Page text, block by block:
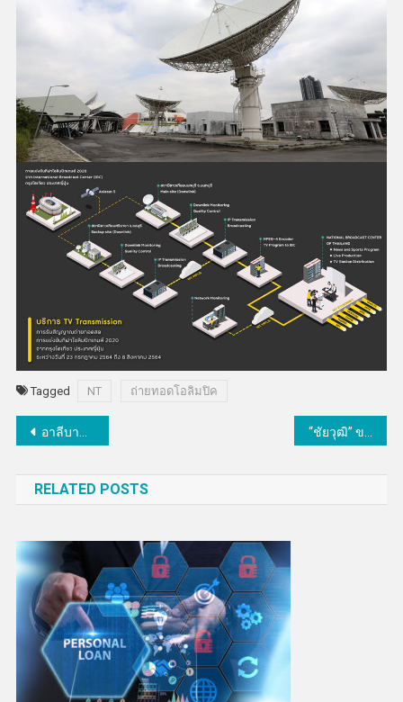
Tagged NT ถ่ายทอดโอลิมปิค
แนะแนว
อาลีบาบา เปิดตัวเทศกาลเถาเป่า เมกเกอร์ เฟสติวัล
RELATED POSTS